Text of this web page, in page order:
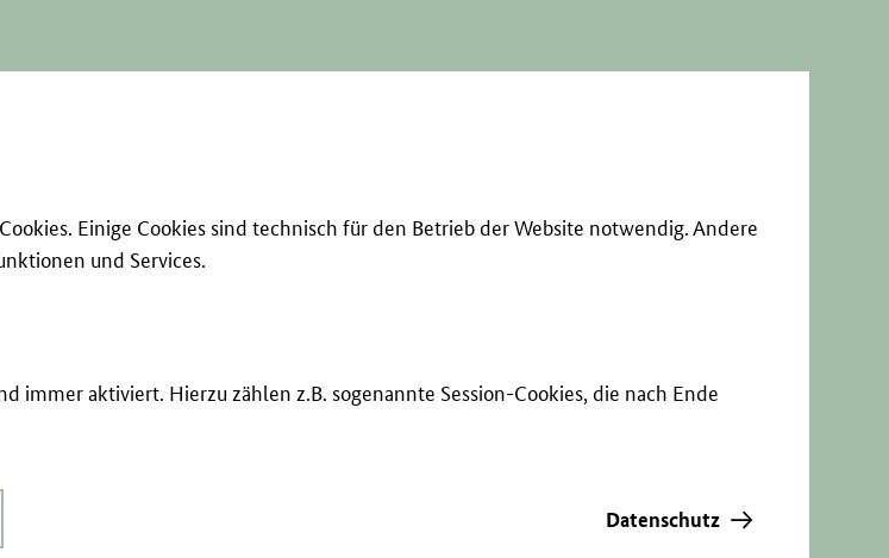
Einige Cookies sind technisch für den Betrieb der Website notwendig. Andere
und Services.
immer aktiviert. Hierzu zählen z.B. sogenannte Session-Cookies, die nach Ende
Datenschutz